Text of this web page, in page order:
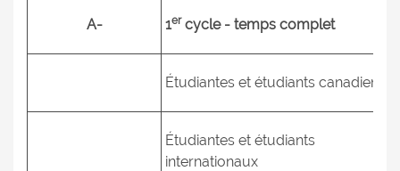
A- 1ercycle - temps complet
Étudiantes et étudiants canadiens
Étudiantes et étudiants
internationaux